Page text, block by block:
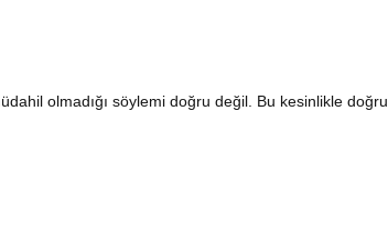
olmadığı söylemi doğru değil. Bu kesinlikle doğru